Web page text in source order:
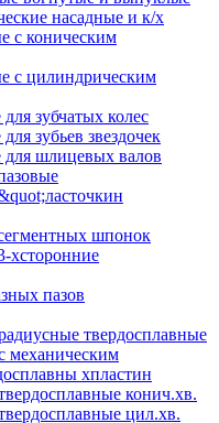
насадные и к/х
с коническим
с цилиндрическим
зубчатых колес
зубьев звездочек
шлицевых валов
шпонок
хсторонние
пазов
твердосплавные
механическим
хпластин
конич.хв.
цил.хв.